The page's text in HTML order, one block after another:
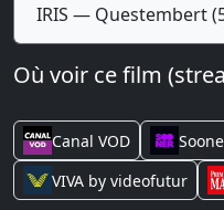
IRIS — Questembert
Où voir ce film
Canal VOD
VIVA by videofutur